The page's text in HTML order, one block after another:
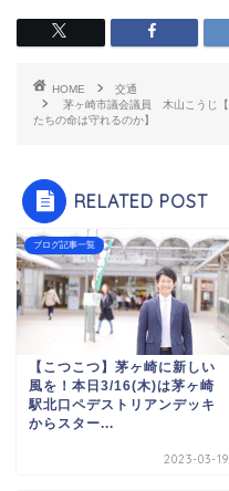
HOME
交通
茅ヶ崎市議会議員 木山こうじ
たちの命は守れるのか】
RELATED POST
ブログ記事一覧
【こつこつ】茅ヶ崎に新しい
風を！本日3/16(木)は茅ヶ崎
駅北口ペデストリアンデッキ
からスター...
2023-03-19